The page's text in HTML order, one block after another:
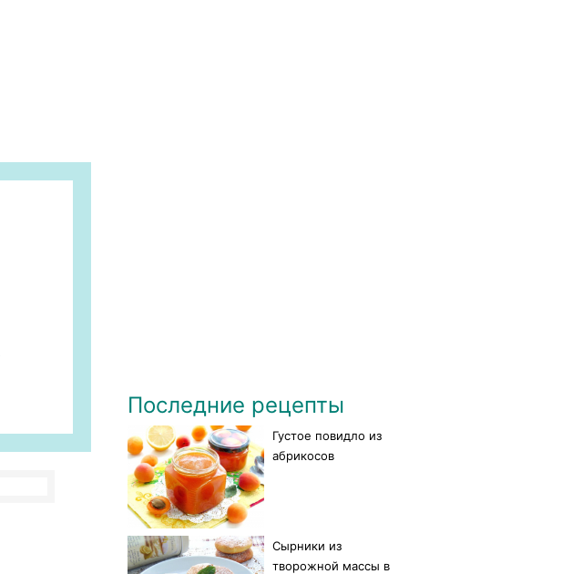
Последние рецепты
Густое повидло из
абрикосов
Сырники из
творожной массы в